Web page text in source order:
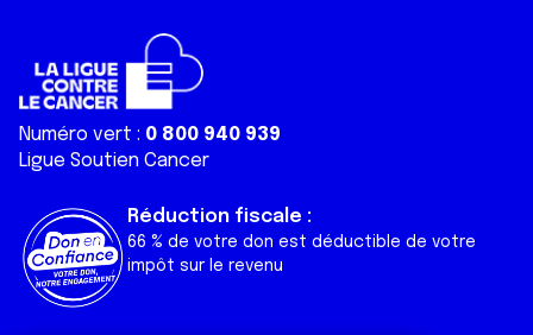
Numéro vert : 0 800 940 939
Ligue Soutien Cancer
Réduction fiscale :
66 % de votre don est déductible de votre
impôt sur le revenu